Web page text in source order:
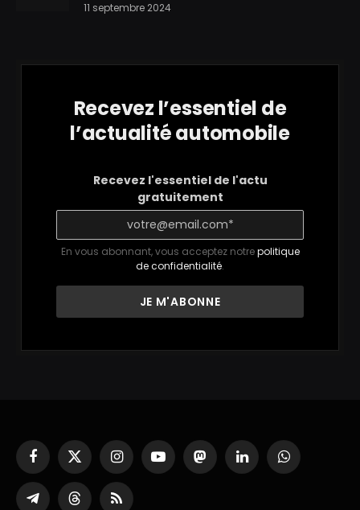
11 septembre 2024
Recevez l’essentiel de
l’actualité automobile
Recevez l'essentiel de l'actu
gratuitement
En vous abonnant, vous acceptez notrepolitique
de confidentialité.
Facebook
X
(Twitter)
InstagramYouTubeMastodonLinkedInWhatsApp
PartagerThreadsRSS